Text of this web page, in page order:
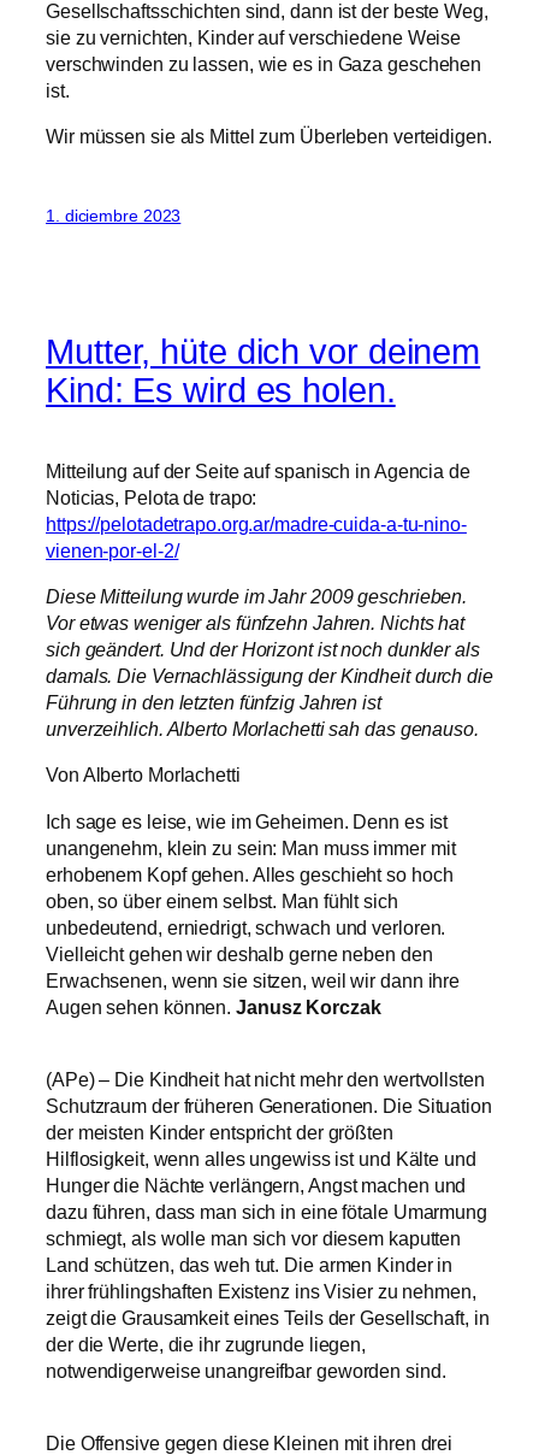
Gesellschaftsschichten sind, dann ist der beste Weg,
sie zu vernichten, Kinder auf verschiedene Weise
verschwinden zu lassen, wie es in Gaza geschehen
ist.
Wir müssen sie als Mittel zum Überleben verteidigen.
1. diciembre 2023
Mutter, hüte dich vor deinem
Kind: Es wird es holen.
Mitteilung auf der Seite auf spanisch in Agencia de
Noticias, Pelota de trapo:
https://pelotadetrapo.org.ar/madre-cuida-a-tu-nino-
vienen-por-el-2/
Diese Mitteilung wurde im Jahr 2009 geschrieben.
Vor etwas weniger als fünfzehn Jahren. Nichts hat
sich geändert. Und der Horizont ist noch dunkler als
damals. Die Vernachlässigung der Kindheit durch die
Führung in den letzten fünfzig Jahren ist
unverzeihlich. Alberto Morlachetti sah das genauso.
Von Alberto Morlachetti
Ich sage es leise, wie im Geheimen. Denn es ist
unangenehm, klein zu sein: Man muss immer mit
erhobenem Kopf gehen. Alles geschieht so hoch
oben, so über einem selbst. Man fühlt sich
unbedeutend, erniedrigt, schwach und verloren.
Vielleicht gehen wir deshalb gerne neben den
Erwachsenen, wenn sie sitzen, weil wir dann ihre
Augen sehen können. Janusz Korczak
(APe) – Die Kindheit hat nicht mehr den wertvollsten
Schutzraum der früheren Generationen. Die Situation
der meisten Kinder entspricht der größten
Hilflosigkeit, wenn alles ungewiss ist und Kälte und
Hunger die Nächte verlängern, Angst machen und
dazu führen, dass man sich in eine fötale Umarmung
schmiegt, als wolle man sich vor diesem kaputten
Land schützen, das weh tut. Die armen Kinder in
ihrer frühlingshaften Existenz ins Visier zu nehmen,
zeigt die Grausamkeit eines Teils der Gesellschaft, in
der die Werte, die ihr zugrunde liegen,
notwendigerweise unangreifbar geworden sind.
Die Offensive gegen diese Kleinen mit ihren drei